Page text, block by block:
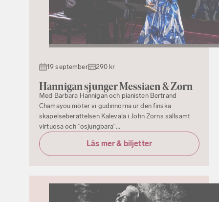
19 september 290 kr
Hannigan sjunger Messiaen & Zorn
Med Barbara Hannigan och pianisten Bertrand
Chamayou möter vi gudinnorna ur den finska
skapelseberättelsen Kalevala i John Zorns sällsamt
virtuosa och ”osjungbara”...
Läs mer & biljetter